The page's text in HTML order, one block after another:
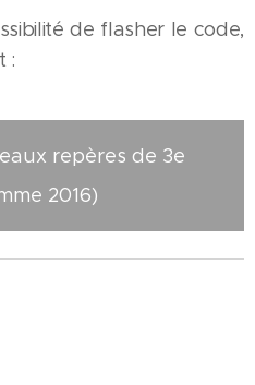
de flasher le code,
:
repères de 3e
2016)